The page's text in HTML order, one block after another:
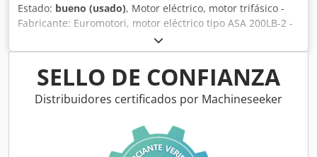
Estado: bueno (usado), Motor eléctrico, motor trifásico -
Fabricante: Euromotori, motor eléctrico tipo ASA 200LB-2 -
Potencia: 37 kW - Velocidad: 2960 rpm - Eje: Ø 55 x 110 mm
- Diseño: B3 - Clase de protección: Ex - Dimensiones:
825/396/alto 570 mm Dodpfxowx Rwqs Adyjwa - Peso: 335
SELLO DE CONFIANZA
Distribuidores certificados por Machineseeker